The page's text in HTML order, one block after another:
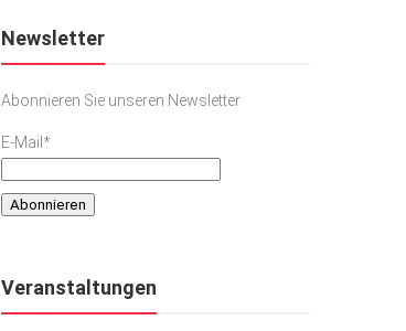
Newsletter
Abonnieren Sie unseren Newsletter
E-Mail*
Veranstaltungen